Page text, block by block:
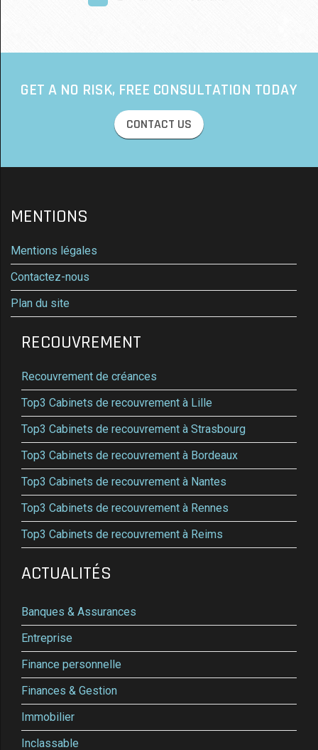
GET A NO RISK, FREE CONSULTATION TODAY
CONTACT US
MENTIONS
Mentions légales
Contactez-nous
Plan du site
RECOUVREMENT
Recouvrement de créances
Top3 Cabinets de recouvrement à Lille
Top3 Cabinets de recouvrement à Strasbourg
Top3 Cabinets de recouvrement à Bordeaux
Top3 Cabinets de recouvrement à Nantes
Top3 Cabinets de recouvrement à Rennes
Top3 Cabinets de recouvrement à Reims
ACTUALITÉS
Banques & Assurances
Entreprise
Finance personnelle
Finances & Gestion
Immobilier
Inclassable